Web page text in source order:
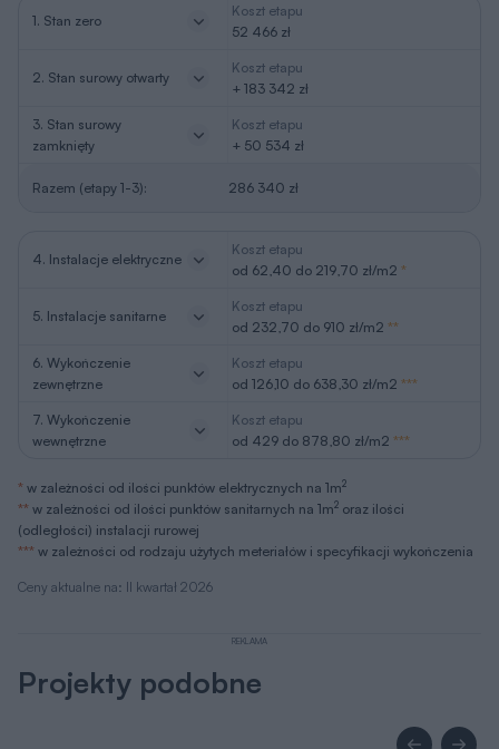
Ceny aktualne na: II kwartał 2026
1. Stan zero
Koszt etapu
52 466 zł
2. Stan surowy otwarty
Koszt etapu
+ 183 342 zł
3. Stan surowy
zamknięty
Koszt etapu
+ 50 534 zł
Razem (etapy 1-3): 286 340 zł
4. Instalacje elektryczne
Koszt etapu
od 62,40 do 219,70 zł/m2 *
5. Instalacje sanitarne
Koszt etapu
od 232,70 do 910 zł/m2 **
6. Wykończenie
zewnętrzne
Koszt etapu
od 126,10 do 638,30 zł/m2 ***
7. Wykończenie
wewnętrzne
Koszt etapu
od 429 do 878,80 zł/m2 ***
* w zależności od ilości punktów elektrycznych na 1m2
** w zależności od ilości punktów sanitarnych na 1m2 oraz ilości
(odległości) instalacji rurowej
*** w zależności od rodzaju użytych meteriałów i specyfikacji wykończenia
REKLAMA
Projekty podobne